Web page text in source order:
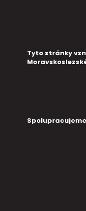
Tyto stránky